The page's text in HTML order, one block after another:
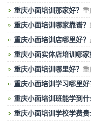
学校的时候最好自己亲身
重庆小面培训那家好？
那家好，重庆市内当属
重庆小面培训哪家靠谱？
培训哪家好，多做比较
重庆小面培训店哪里好？
就来重庆新东方烹饪学
重庆小面实体店培训哪家
重庆小面，当然要来重
重庆小面培训哪里好？
技术，当然要来重庆新
重庆小面培训学习哪里好
小面的烹饪技术，又不
重庆小面培训班能学到什
能学到面条的挑选和煮
重庆小面培训学校学费贵